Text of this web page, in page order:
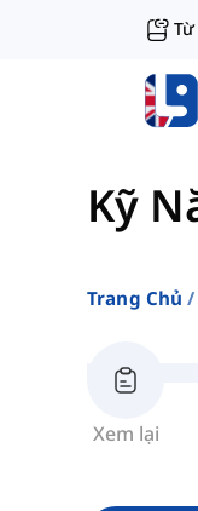
Kỹ
Trang Chủ
Xem lại